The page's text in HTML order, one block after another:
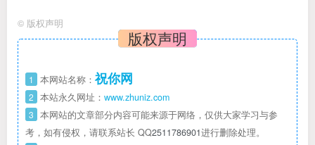
© 版权声明
版权声明
1 本网站名称： 祝你网
2 本站永久网址： www.zhuniz.com
3 本网站的文章部分内容可能来源于网络，仅供大家学习与参
考，如有侵权，请联系站长 QQ2511786901进行删除处理。